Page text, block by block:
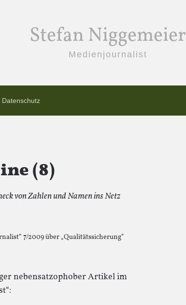
Stefan Niggemeier
Medienjournalist
Datenschutz
(8)
von Zahlen und Namen ins Netz
7/2009 über „Qualitätssicherung“
nebensatzophober Artikel im